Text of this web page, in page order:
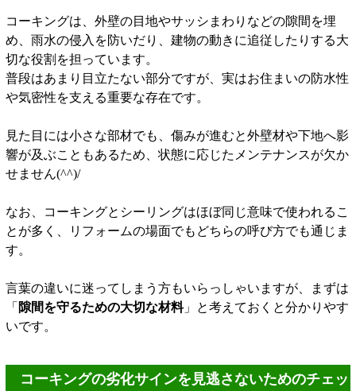
コーキングは、外壁の目地やサッシまわりなどの隙間を埋
め、雨水の侵入を防いだり、建物の動きに追従したりする大
切な役割を担っています。
普段はあまり目立たない部分ですが、実はお住まいの防水性
や気密性を支える重要な存在です。
見た目には小さな部材でも、傷みが進むと外壁材や下地へ影
響が及ぶこともあるため、状態に応じたメンテナンスが欠か
せません(^^)/
なお、コーキングとシーリングはほぼ同じ意味で使われるこ
とが多く、リフォームの場面でもどちらの呼び方でも通じま
す。
言葉の違いに迷ってしまう方もいらっしゃいますが、まずは
「 隙間を守るための大切な材料」と考えておくと分かりやす
いです。
コーキングの劣化サインを見逃さないためのチェッ